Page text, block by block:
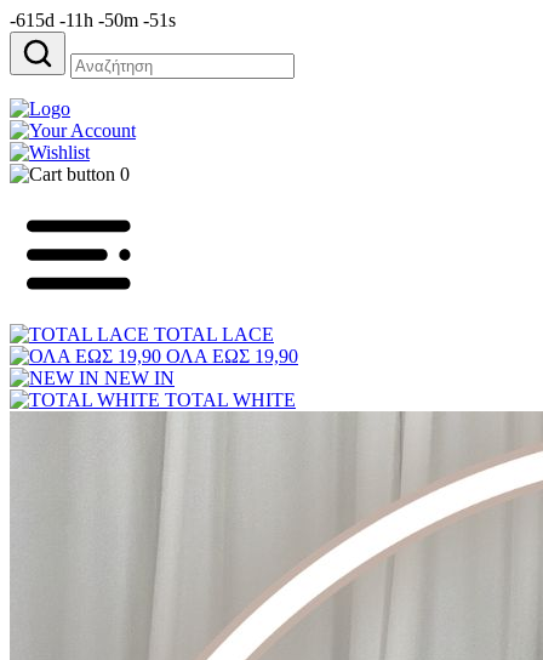
-615d -11h -50m -51s
Αναζήτηση
για:
0
TOTAL LACE
ΟΛΑ ΕΩΣ 19,90
NEW IN
TOTAL WHITE